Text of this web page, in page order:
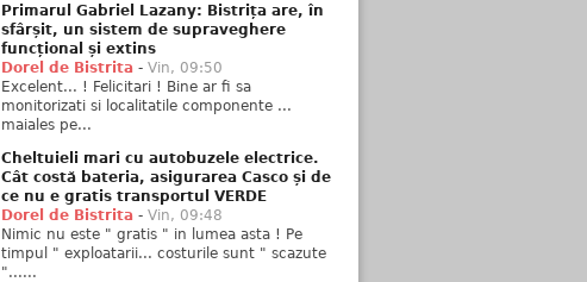
Primarul Gabriel Lazany: Bistrița are, în
sfârșit, un sistem de supraveghere
funcțional și extins
Dorel de Bistrita - Vin, 09:50
Excelent... ! Felicitari ! Bine ar fi sa
monitorizati si localitatile componente ...
maiales pe...
Cheltuieli mari cu autobuzele electrice.
Cât costă bateria, asigurarea Casco și de
ce nu e gratis transportul VERDE
Dorel de Bistrita - Vin, 09:48
Nimic nu este " gratis " in lumea asta ! Pe
timpul " exploatarii... costurile sunt " scazute
"......